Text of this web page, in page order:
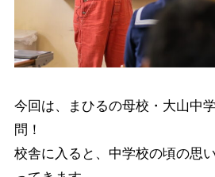
今回は、まひるの母校・大山中
問！
校舎に入ると、中学校の頃の思